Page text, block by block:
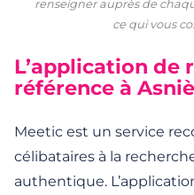
renseigner auprès de
ce qui vous
L’application de
référence à
Meetic est un service
célibataires à la
authentique.